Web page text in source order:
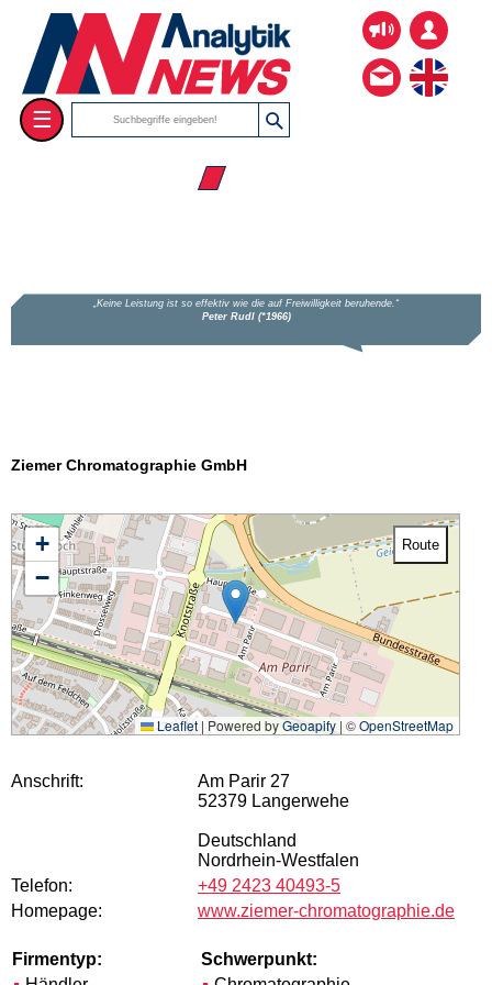
☰
☰ Firmenverzeichnis
Ziemer Chromatographie GmbH
+
−
Route
Leaflet | Powered byGeoapify| ©OpenStreetMap
Anschrift:
Am Parir 27
52379 Langerwehe
Deutschland
Nordrhein-Westfalen
Telefon:
+49 2423 40493-5
Homepage:
www.ziemer-chromatographie.de
Firmentyp:
Schwerpunkt: